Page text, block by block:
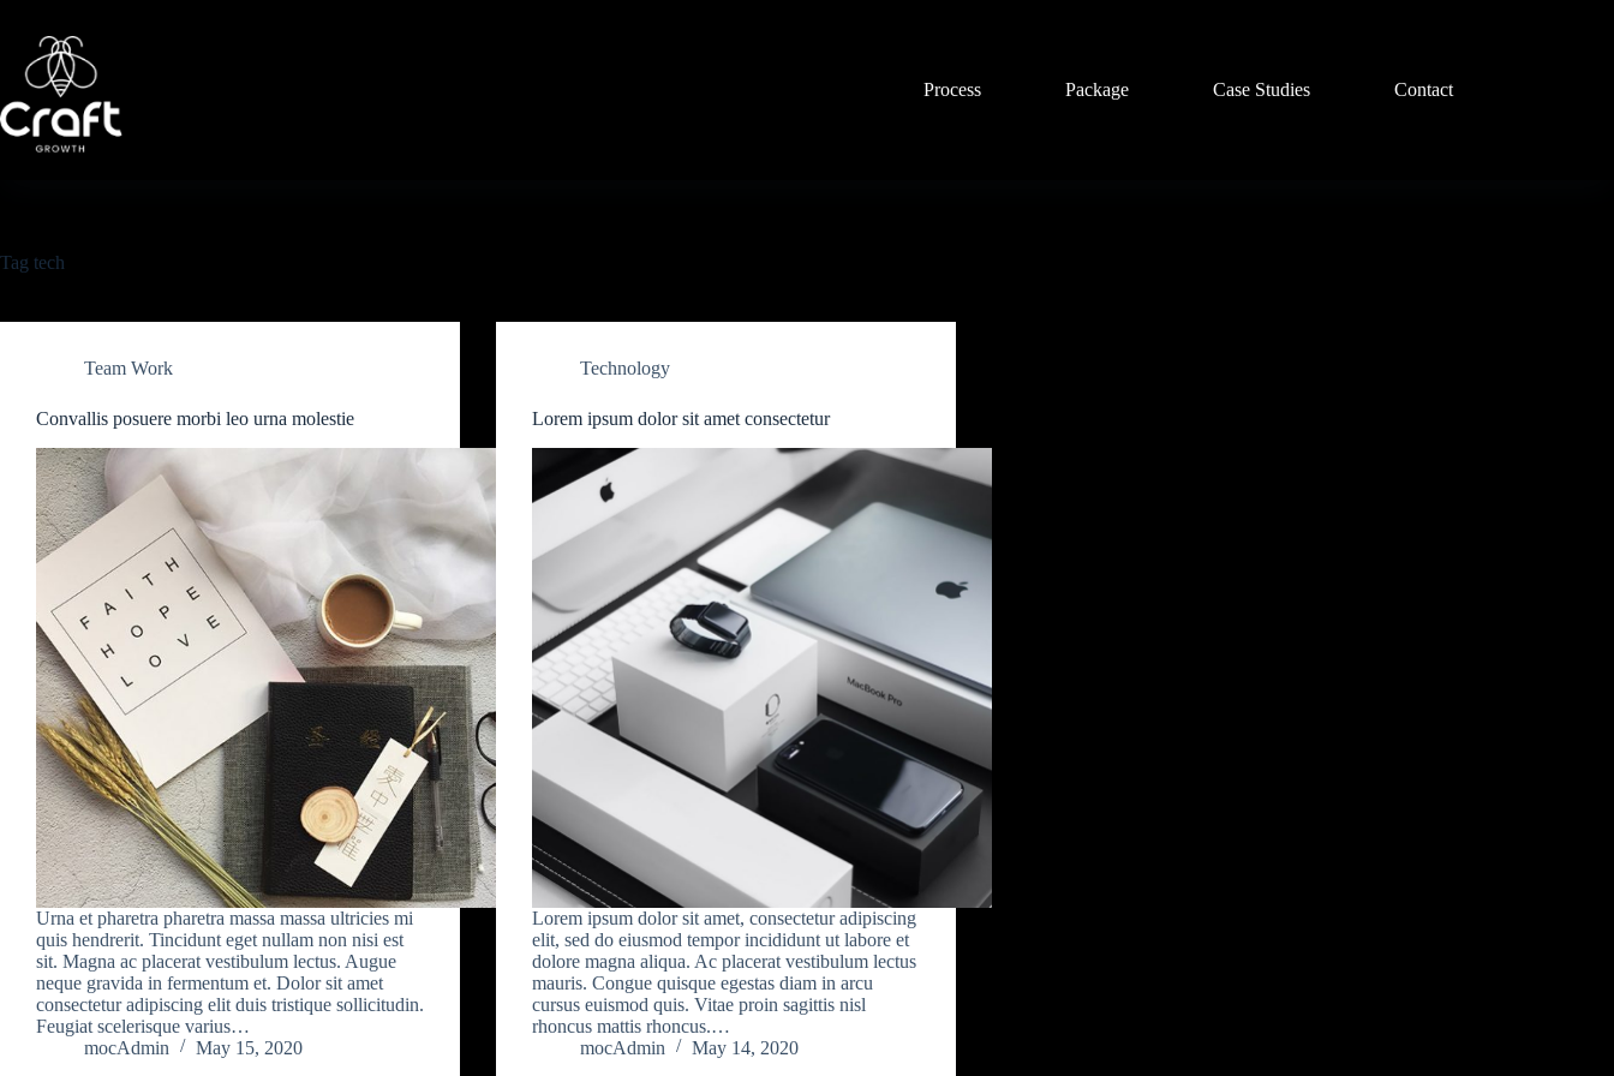
Process Package Case Studies Contact
Tag tech
Team Work
Convallis posuere morbi leo urna molestie
Urna et pharetra pharetra massa massa ultricies mi
quis hendrerit. Tincidunt eget nullam non nisi est
sit. Magna ac placerat vestibulum lectus. Augue
neque gravida in fermentum et. Dolor sit amet
consectetur adipiscing elit duis tristique sollicitudin.
Feugiat scelerisque varius…
mocAdmin
May 15, 2020
Technology
Lorem ipsum dolor sit amet consectetur
Lorem ipsum dolor sit amet, consectetur adipiscing
elit, sed do eiusmod tempor incididunt ut labore et
dolore magna aliqua. Ac placerat vestibulum lectus
mauris. Congue quisque egestas diam in arcu
cursus euismod quis. Vitae proin sagittis nisl
rhoncus mattis rhoncus.…
mocAdmin
May 14, 2020